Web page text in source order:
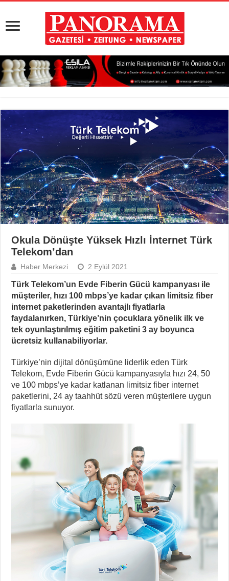
Okula Dönüşte Yüksek Hızlı İnternet Türk
Telekom’dan
Haber Merkezi 2 Eylül 2021
Türk Telekom’un Evde Fiberin Gücü kampanyası ile
müşteriler, hızı 100 mbps’ye kadar çıkan limitsiz fiber
internet paketlerinden avantajlı fiyatlarla
faydalanırken, Türkiye’nin çocuklara yönelik ilk ve
tek oyunlaştırılmış eğitim paketini 3 ay boyunca
ücretsiz kullanabiliyorlar.
Türkiye’nin dijital dönüşümüne liderlik eden Türk
Telekom, Evde Fiberin Gücü kampanyasıyla hızı 24, 50
ve 100 mbps’ye kadar katlanan limitsiz fiber internet
paketlerini, 24 ay taahhüt sözü veren müşterilere uygun
fiyatlarla sunuyor.